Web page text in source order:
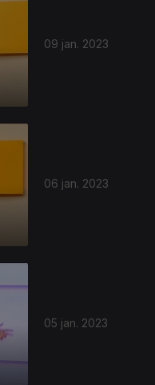
09 jan. 2023
06 jan. 2023
05 jan. 2023